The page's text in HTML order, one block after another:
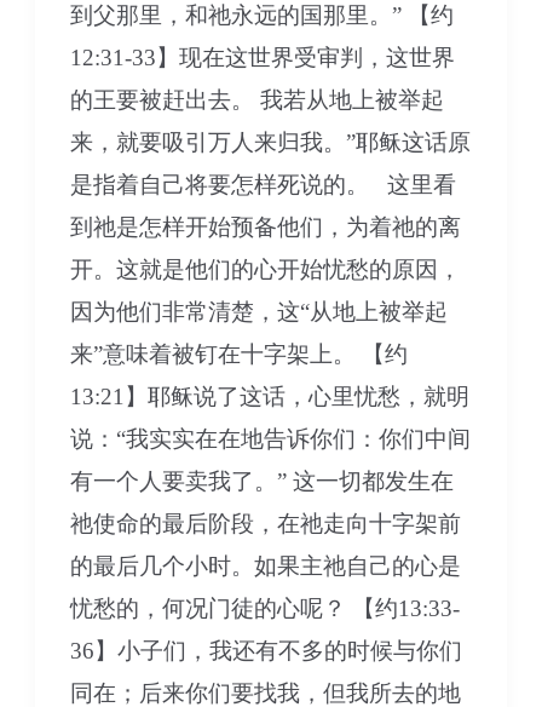
到父那里，和祂永远的国那里。” 【约
12:31-33】现在这世界受审判，这世界
的王要被赶出去。 我若从地上被举起
来，就要吸引万人来归我。”耶稣这话原
是指着自己将要怎样死说的。 这里看
到祂是怎样开始预备他们，为着祂的离
开。这就是他们的心开始忧愁的原因，
因为他们非常清楚，这“从地上被举起
来”意味着被钉在十字架上。 【约
13:21】耶稣说了这话，心里忧愁，就明
说：“我实实在在地告诉你们：你们中间
有一个人要卖我了。” 这一切都发生在
祂使命的最后阶段，在祂走向十字架前
的最后几个小时。如果主祂自己的心是
忧愁的，何况门徒的心呢？ 【约13:33-
36】小子们，我还有不多的时候与你们
同在；后来你们要找我，但我所去的地